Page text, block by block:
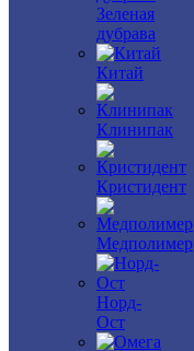
Зеленая
дубрава
Китай
Клинипак
Кристидент
Медполимер
Норд-
Ост